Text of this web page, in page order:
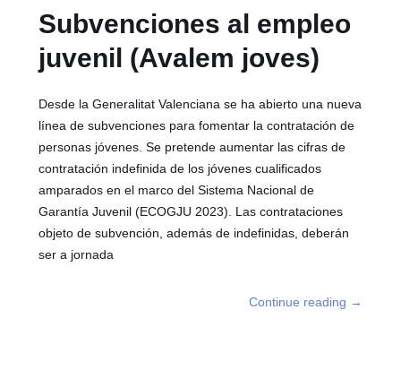
Subvenciones al empleo
juvenil (Avalem joves)
Desde la Generalitat Valenciana se ha abierto una nueva
línea de subvenciones para fomentar la contratación de
personas jóvenes. Se pretende aumentar las cifras de
contratación indefinida de los jóvenes cualificados
amparados en el marco del Sistema Nacional de
Garantía Juvenil (ECOGJU 2023). Las contrataciones
objeto de subvención, además de indefinidas, deberán
ser a jornada
Continue reading →